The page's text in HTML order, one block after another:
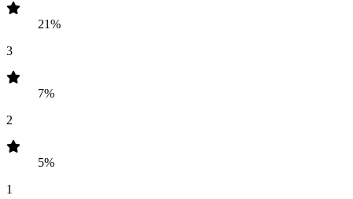
21%
3
7%
2
5%
1